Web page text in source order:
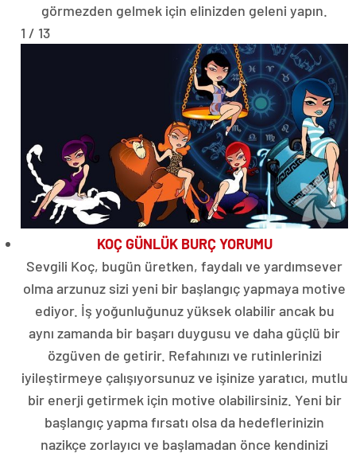
görmezden gelmek için elinizden geleni yapın.
1 / 13
KOÇ GÜNLÜK BURÇ YORUMU
Sevgili Koç, bugün üretken, faydalı ve yardımsever
olma arzunuz sizi yeni bir başlangıç ​​yapmaya motive
ediyor. İş yoğunluğunuz yüksek olabilir ancak bu
aynı zamanda bir başarı duygusu ve daha güçlü bir
özgüven de getirir. Refahınızı ve rutinlerinizi
iyileştirmeye çalışıyorsunuz ve işinize yaratıcı, mutlu
bir enerji getirmek için motive olabilirsiniz. Yeni bir
başlangıç ​​yapma fırsatı olsa da hedeflerinizin
nazikçe zorlayıcı ve başlamadan önce kendinizi